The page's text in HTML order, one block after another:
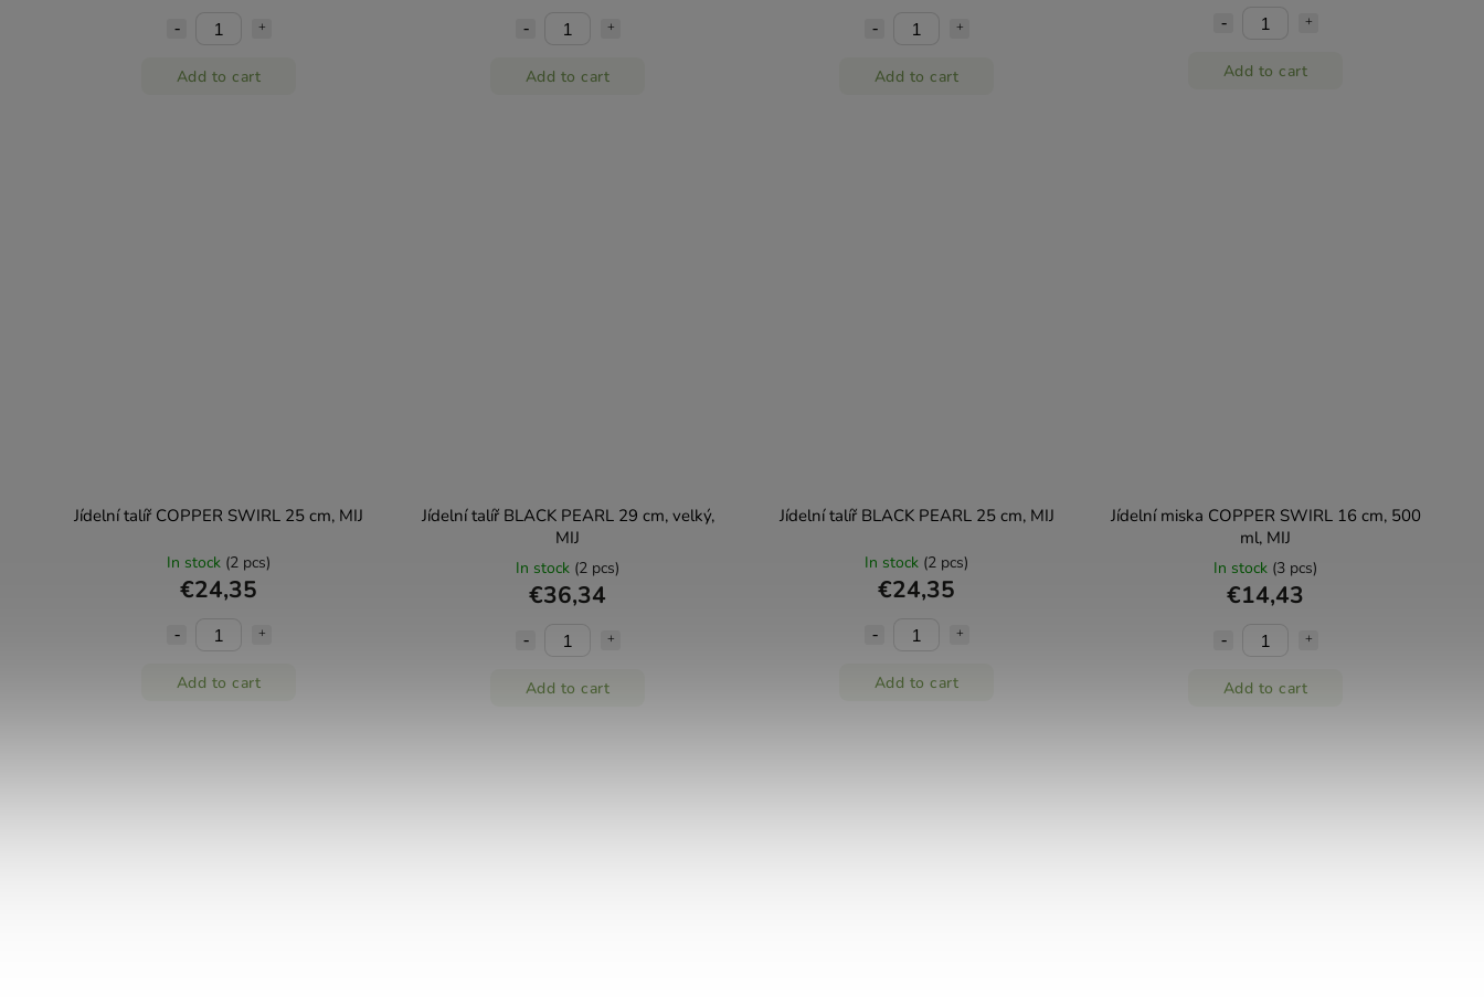
Add to cart Add to cart Add to cart Add to cart
Jídelní talíř COPPER SWIRL 25 cm, MIJ
In stock (2 pcs)
€24,35
Add to cart
Jídelní talíř BLACK PEARL 29 cm, velký,
MIJ
In stock (2 pcs)
€36,34
Add to cart
Jídelní talíř BLACK PEARL 25 cm, MIJ
In stock (2 pcs)
€24,35
Add to cart
Jídelní miska COPPER SWIRL 16 cm, 500
ml, MIJ
In stock (3 pcs)
€14,43
Add to cart